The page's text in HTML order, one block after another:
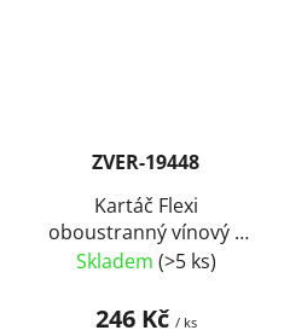
ZVER-19448
Kartáč Flexi
oboustranný vínový L
Croci
Skladem (>5 ks)
246 Kč / ks